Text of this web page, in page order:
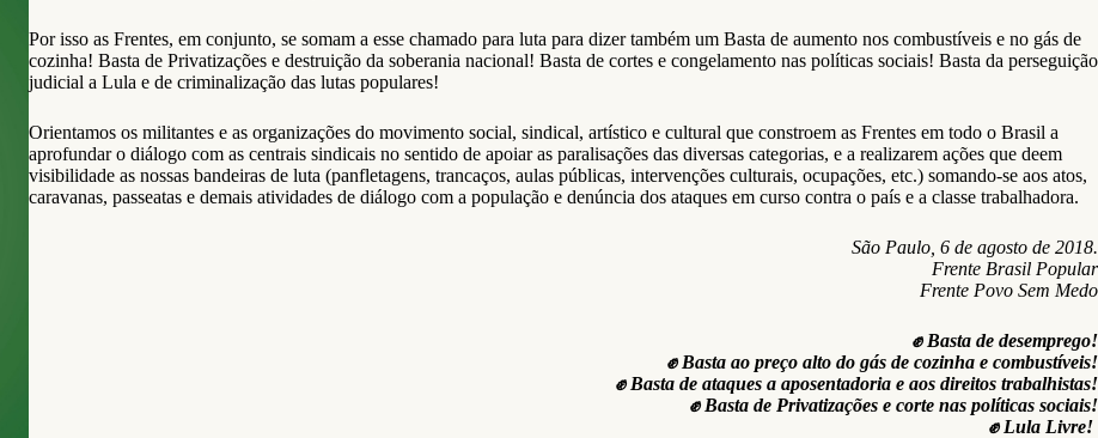
Por isso as Frentes, em conjunto, se somam a esse chamado para luta para dizer também um Basta de aumento nos combustíveis e no gás de
cozinha! Basta de Privatizações e destruição da soberania nacional! Basta de cortes e congelamento nas políticas sociais! Basta da perseguição
judicial a Lula e de criminalização das lutas populares!
Orientamos os militantes e as organizações do movimento social, sindical, artístico e cultural que constroem as Frentes em todo o Brasil a
aprofundar o diálogo com as centrais sindicais no sentido de apoiar as paralisações das diversas categorias, e a realizarem ações que deem
visibilidade as nossas bandeiras de luta (panfletagens, trancaços, aulas públicas, intervenções culturais, ocupações, etc.) somando-se aos atos,
caravanas, passeatas e demais atividades de diálogo com a população e denúncia dos ataques em curso contra o país e a classe trabalhadora.
São Paulo, 6 de agosto de 2018.
Frente Brasil Popular
Frente Povo Sem Medo
✊ Basta de desemprego!
✊ Basta ao preço alto do gás de cozinha e combustíveis!
✊ Basta de ataques a aposentadoria e aos direitos trabalhistas!
✊ Basta de Privatizações e corte nas políticas sociais!
✊ Lula Livre!